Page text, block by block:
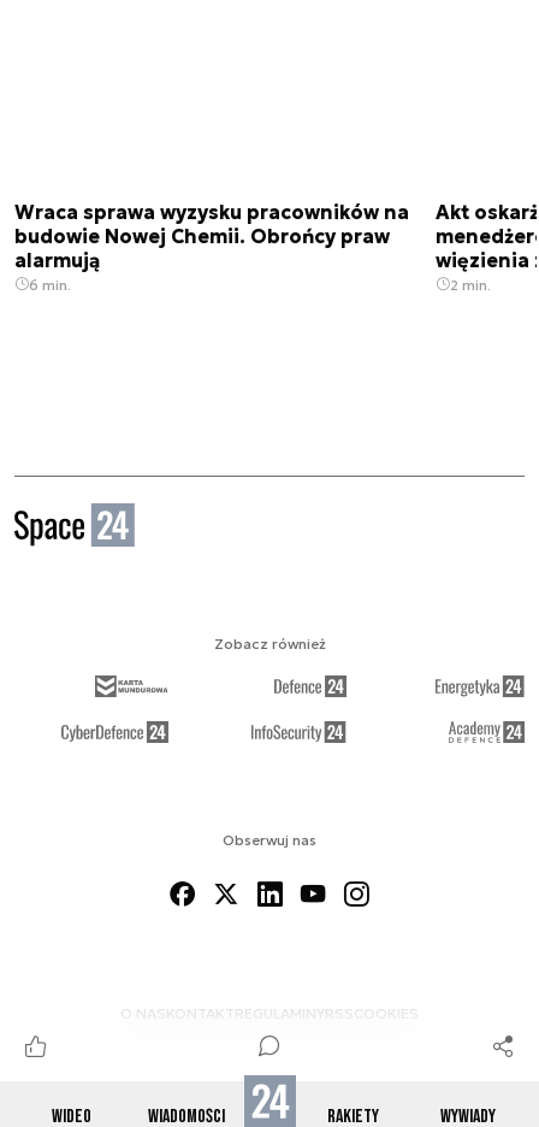
WIDEO WIADOMOŚCI RAKIETY WYWIADY
Wraca sprawa wyzysku pracowników na
budowie Nowej Chemii. Obrońcy praw
alarmują
6 min.
Akt
więzienia
2 min.
Obserwuj nas
O NAS KONTAKTREGULAMINYRSS COOKIES
Zobacz również
© 2012-2026 SPACE24